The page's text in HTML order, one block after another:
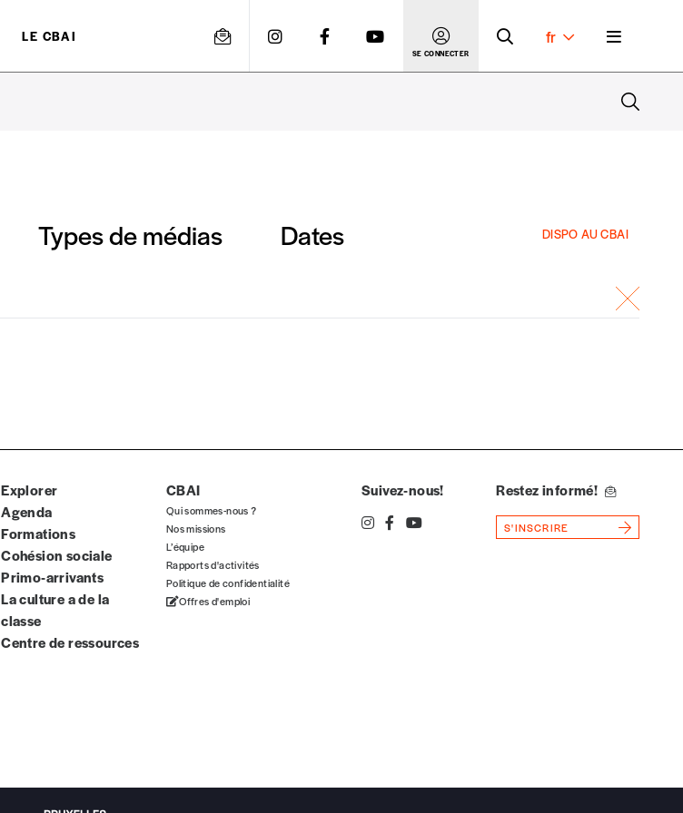
LE CBAI
SE CONNECTER
fr
Types de médias Dates DISPO AU CBAI
Explorer
Agenda
Formations
Cohésion sociale
Primo-arrivants
La culture a de la
classe
Centre de ressources
CBAI
Qui sommes-nous ?
Nos missions
L’équipe
Rapports d'activités
Politique de confidentialité
Offres d'emploi
Suivez-nous! Restez informé!
S'INSCRIRE